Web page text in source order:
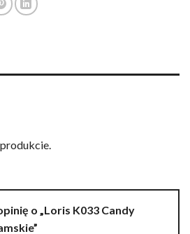
o „Loris K033 Candy